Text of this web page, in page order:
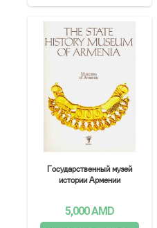
Государственный музей
истории Армении
5,000AMD